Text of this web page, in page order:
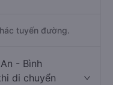
tuyến đường.
- Bình
di chuyển